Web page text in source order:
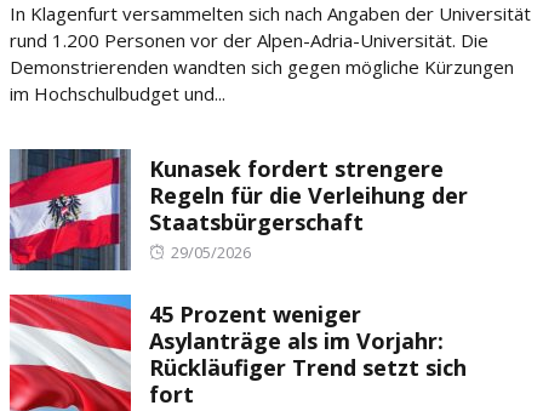
In Klagenfurt versammelten sich nach Angaben der Universität
rund 1.200 Personen vor der Alpen-Adria-Universität. Die
Demonstrierenden wandten sich gegen mögliche Kürzungen
im Hochschulbudget und...
Kunasek fordert strengere
Regeln für die Verleihung der
Staatsbürgerschaft
Posted
29/05/2026
45 Prozent weniger
Asylanträge als im Vorjahr:
Rückläufiger Trend setzt sich
fort